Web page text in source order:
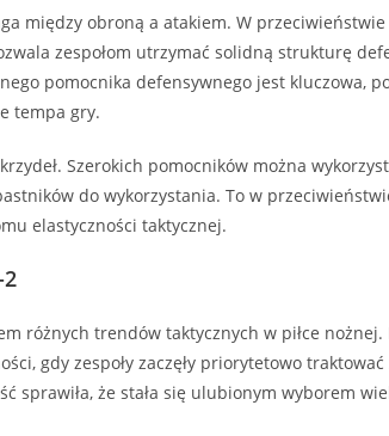
między obroną a atakiem. W
zespołom utrzymać solidną strukturę
pomocnika defensywnego jest kluczowa,
tempa gry.
Szerokich pomocników można
do wykorzystania. To w
elastyczności taktycznej.
różnych trendów taktycznych w piłce nożnej.
gdy zespoły zaczęły priorytetowo
sprawiła, że stała się ulubionym wyborem